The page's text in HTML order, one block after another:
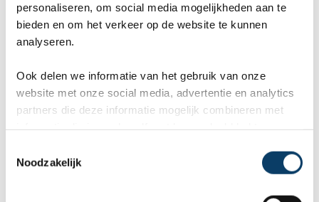
personaliseren, om social media mogelijkheden aan te
bieden en om het verkeer op de website te kunnen
analyseren.
Ook delen we informatie van het gebruik van onze
website met onze social media, advertentie en analytics
partners die deze informatie mogelijk combineren met
Noodzakelijk